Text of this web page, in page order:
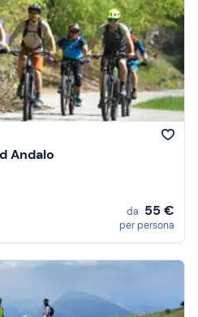
Andalo
da 55 €
per persona